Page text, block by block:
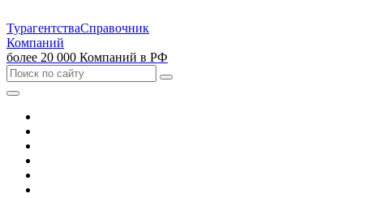
ТурагентстваСправочник
Компаний
более 20 000 Компаний в РФ